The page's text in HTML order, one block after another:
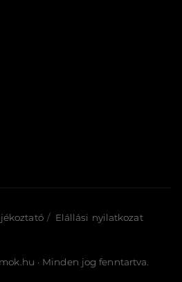
Elállási nyilatkozat
· Minden jog fenntartva.